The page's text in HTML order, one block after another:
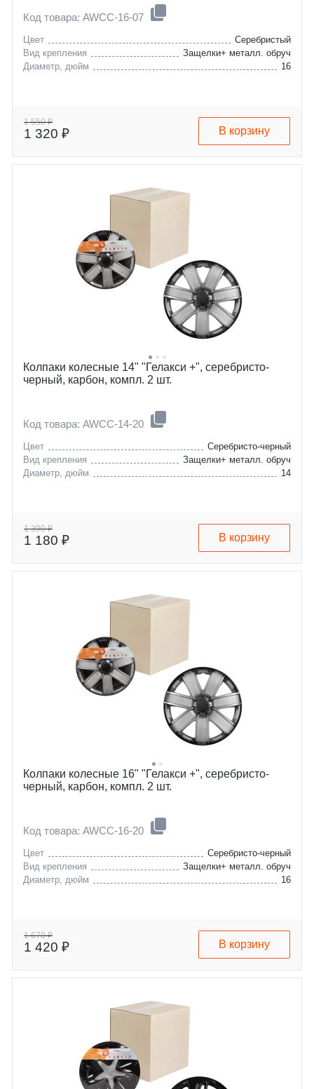
Код товара: AWCC-16-07
Цвет
Серебристый
Вид крепления
Защелки+ металл. обруч
Диаметр, дюйм
16
1 550 ₽
1 320 ₽ В корзину
Колпаки колесные 14" "Гелакси +", серебристо-
черный, карбон, компл. 2 шт.
Код товара: AWCC-14-20
Цвет
Серебристо-черный
Вид крепления
Защелки+ металл. обруч
Диаметр, дюйм
14
1 390 ₽
1 180 ₽ В корзину
Колпаки колесные 16" "Гелакси +", серебристо-
черный, карбон, компл. 2 шт.
Код товара: AWCC-16-20
Цвет
Серебристо-черный
Вид крепления
Защелки+ металл. обруч
Диаметр, дюйм
16
1 670 ₽
1 420 ₽ В корзину